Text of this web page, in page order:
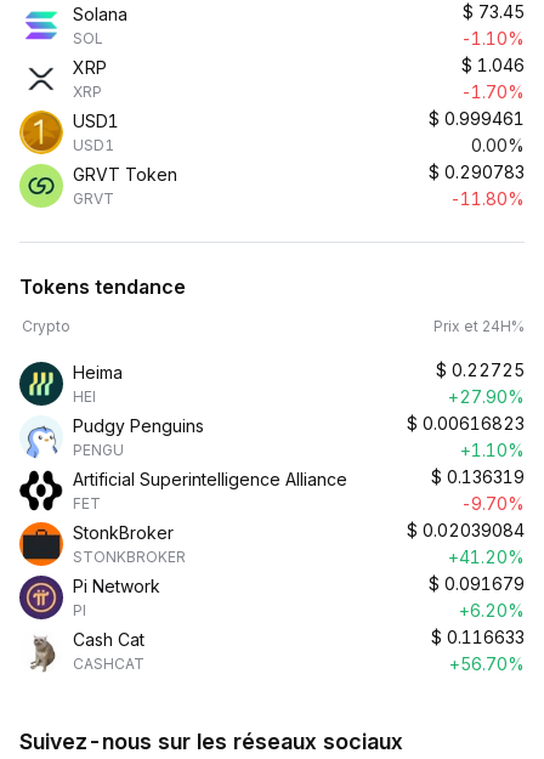
Solana
SOL
$ 73.45
-1.10%
XRP
XRP
$ 1.046
-1.70%
USD1
USD1
$ 0.999461
0.00%
GRVT Token
GRVT
$ 0.290783
-11.80%
Tokens tendance
Crypto Prix et 24H%
Heima
HEI
$ 0.22725
+27.90%
Pudgy Penguins
PENGU
$ 0.00616823
+1.10%
Artificial Superintelligence Alliance
FET
$ 0.136319
-9.70%
StonkBroker
STONKBROKER
$ 0.02039084
+41.20%
Pi Network
PI
$ 0.091679
+6.20%
Cash Cat
CASHCAT
$ 0.116633
+56.70%
Suivez-nous sur les réseaux sociaux